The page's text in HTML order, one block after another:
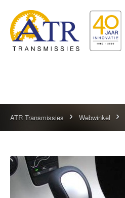
ATR Transmissies Webwinkel